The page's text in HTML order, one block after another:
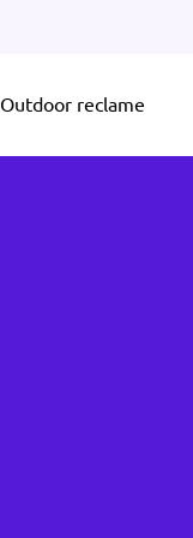
Outdoor reclame